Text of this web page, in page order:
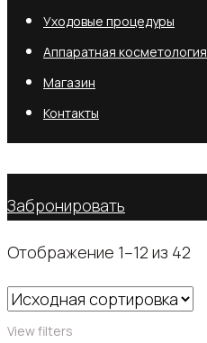
Уходовые процедуры
Аппаратная косметология
Магазин
Контакты
Забронировать
Отображение 1–12 из 42
View filters